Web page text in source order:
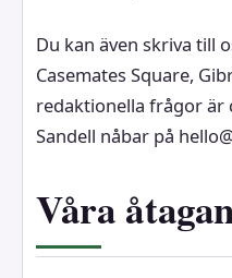
Du kan även skriva till
Casemates Square,
redaktionella frågor
Sandell nåbar på
Våra